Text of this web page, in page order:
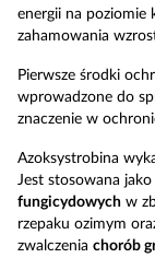
energii na poziomie
zahamowania
Pierwsze środki
wprowadzone do
znaczenie w
Azoksystrobina
Jest stosowana jako
fungicydowych w
rzepaku ozimym
zwalczenia chorób